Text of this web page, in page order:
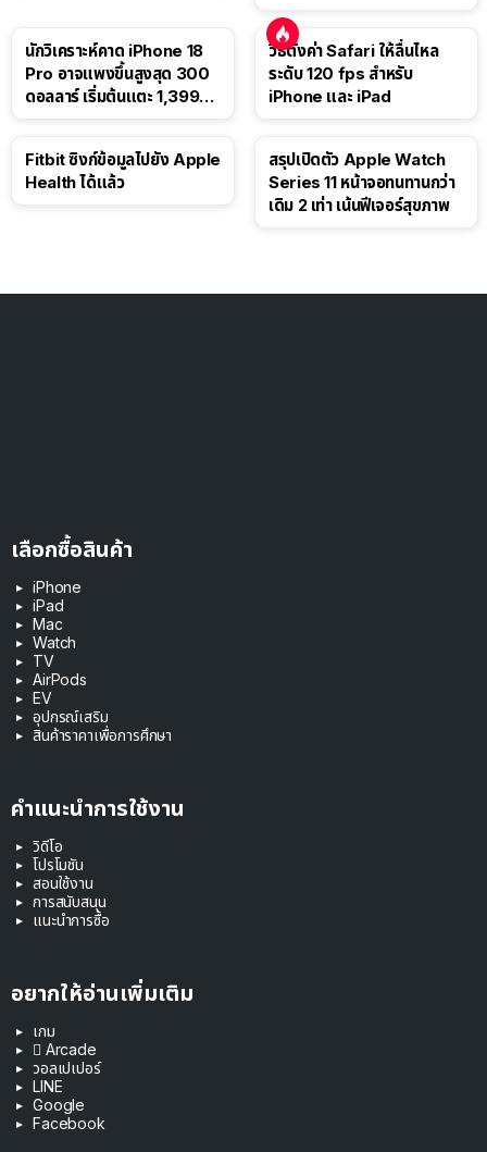
นักวิเคราะห์คาด iPhone 18
Pro อาจแพงขึ้นสูงสุด 300
ดอลลาร์ เริ่มต้นแตะ 1,399
วิธีตั้งค่า Safari ให้ลื่นไหล
ระดับ 120 fps สำหรับ
iPhone และ iPad
Fitbit ซิงก์ข้อมูลไปยัง Apple
Health ได้แล้ว
สรุปเปิดตัว Apple Watch
Series 11 หน้าจอทนทานกว่า
เดิม 2 เท่า เน้นฟีเจอร์สุขภาพ
เลือกซื้อสินค้า
iPhone
iPad
Mac
Watch
TV
AirPods
EV
อุปกรณ์เสริม
สินค้าราคาเพื่อการศึกษา
คำแนะนำการใช้งาน
วิดีโอ
โปรโมชัน
สอนใช้งาน
การสนับสนุน
แนะนำการซื้อ
อยากให้อ่านเพิ่มเติม
เกม
 Arcade
วอลเปเปอร์
LINE
Google
Facebook